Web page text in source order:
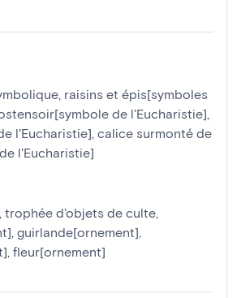
raisins et épis[symboles
de l'Eucharistie]
l'Eucharistie] calice surmonté de
l'Eucharistie]
trophée d'objets de culte
guirlande[ornement]
fleur[ornement]